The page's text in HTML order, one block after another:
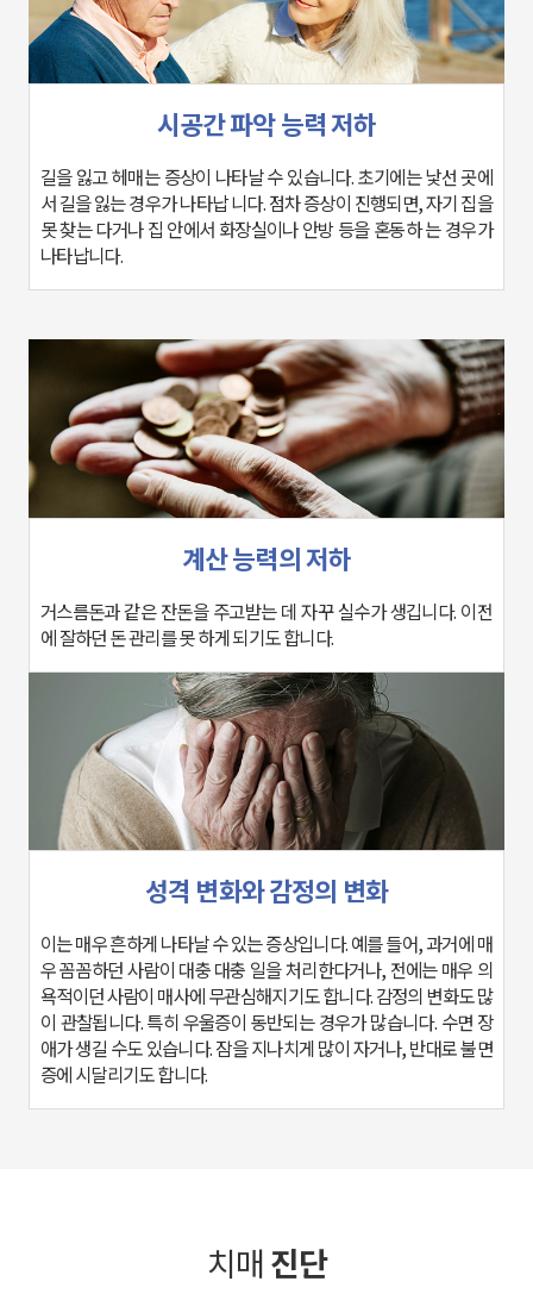
시공간 파악 능력 저하
나타납니다.
계산 능력의 저하
에 잘하던 돈 관리를 못 하게 되기도 합니다.
성격 변화와 감정의 변화
증에 시달리기도 합니다.
치매진단